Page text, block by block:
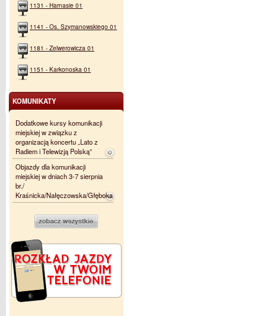
1131 - Harnasie 01
1141 - Os. Szymanowskiego 01
1181 - Zelwerowicza 01
1151 - Karkonoska 01
KOMUNIKATY
Dodatkowe kursy komunikacji
miejskiej w związku z
organizacją koncertu „Lato z
Radiem i Telewizją Polską”
Objazdy dla komunikacji
miejskiej w dniach 3-7 sierpnia
br./
Kraśnicka/Nałęczowska/Głęboka